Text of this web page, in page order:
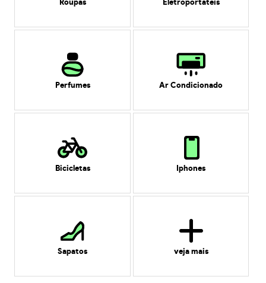
Roupas Eletroportáteis
Perfumes Ar Condicionado
Bicicletas Iphones
Sapatos veja mais